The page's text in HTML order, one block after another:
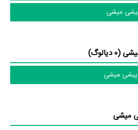
متن فیلم پیشی میشی اثر
پیشی میشی در
میشی
پیشی میشی
میشی